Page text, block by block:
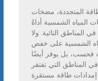
المتجددة، مضخات
المياه الشمسية أداةً
المناطق النائية. ولا
الشمسية على خفض
فحسب، بل يوفر أيضًا
المناطق التي تفتقر